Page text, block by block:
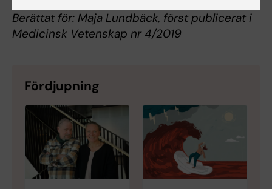
Berättat för: Maja Lundbäck, först publicerat i
Medicinsk Vetenskap nr 4/2019
Fördjupning